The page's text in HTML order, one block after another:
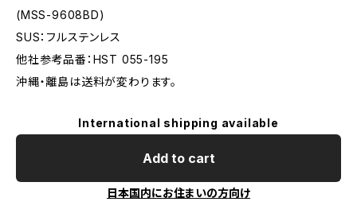
(MSS-9608BD)
SUS：フルステンレス
他社参考品番：HST 055-195
沖縄・離島は送料が変わります。
International shipping available
Add to cart
日本国内にお住まいの方向け